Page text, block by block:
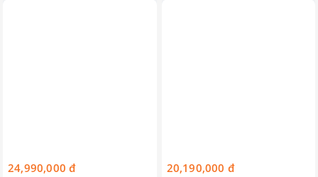
24,990,000 đ 20,190,000 đ